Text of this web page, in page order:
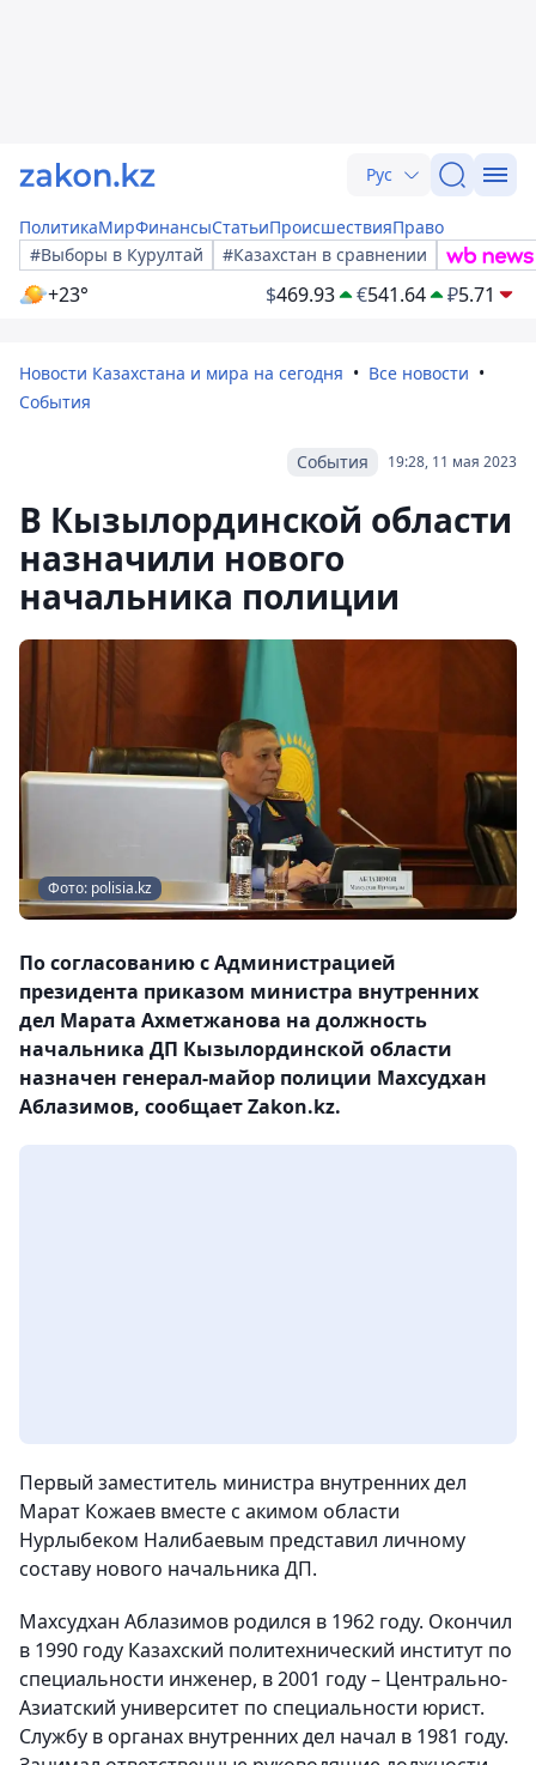
Рус
ПолитикаМирФинансыСтатьиПроисшествияПраво
#Выборы в Курултай
#Казахстан в сравнении
+23° $469.93 €541.64 ₽5.71
Новости Казахстана и мира на сегодня
Все новости
События
19:28, 11 мая 2023
События
В Кызылординской области
назначили нового
начальника полиции
Фото: polisia.kz
По согласованию с Администрацией
президента приказом министра внутренних
дел Марата Ахметжанова на должность
начальника ДП Кызылординской области
назначен генерал-майор полиции Махсудхан
Аблазимов, сообщает Zakon.kz.
Первый заместитель министра внутренних дел
Марат Кожаев вместе с акимом области
Нурлыбеком Налибаевым представил личному
составу нового начальника ДП.
Махсудхан Аблазимов родился в 1962 году. Окончил
в 1990 году Казахский политехнический институт по
специальности инженер, в 2001 году – Центрально-
Азиатский университет по специальности юрист.
Службу в органах внутренних дел начал в 1981 году.